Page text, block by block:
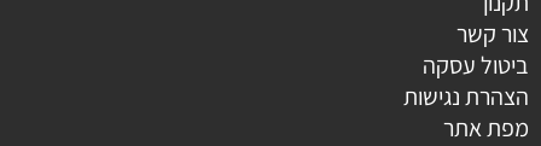
צור קשר
ביטול עסקה
הצהרת נגישות
מפת אתר